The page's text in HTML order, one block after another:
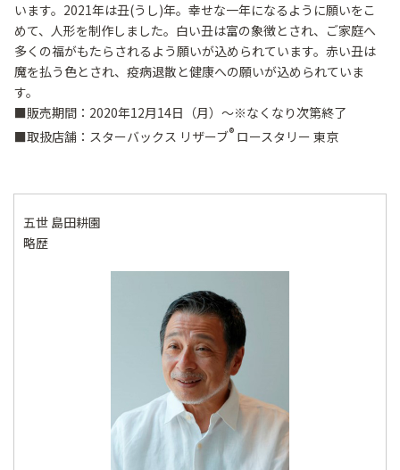
います。2021年は丑(うし)年。幸せな一年になるように願いをこ
めて、人形を制作しました。白い丑は富の象徴とされ、ご家庭へ
多くの福がもたらされるよう願いが込められています。赤い丑は
魔を払う色とされ、疫病退散と健康への願いが込められていま
す。
■販売期間：2020年12月14日（月）～※なくなり次第終了
■取扱店舗：スターバックス リザーブ® ロースタリー 東京
五世 島田耕園
略歴